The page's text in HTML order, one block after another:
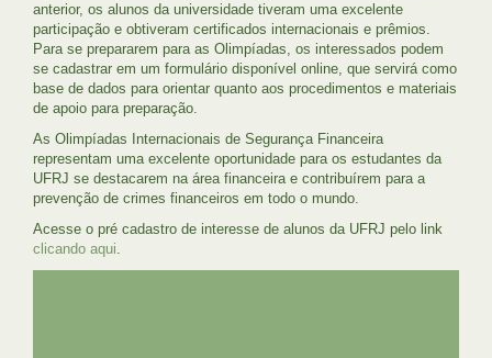
anterior, os alunos da universidade tiveram uma excelente
participação e obtiveram certificados internacionais e prêmios.
Para se prepararem para as Olimpíadas, os interessados podem
se cadastrar em um formulário disponível online, que servirá como
base de dados para orientar quanto aos procedimentos e materiais
de apoio para preparação.
As Olimpíadas Internacionais de Segurança Financeira
representam uma excelente oportunidade para os estudantes da
UFRJ se destacarem na área financeira e contribuírem para a
prevenção de crimes financeiros em todo o mundo.
Acesse o pré cadastro de interesse de alunos da UFRJ pelo link
clicando aqui.